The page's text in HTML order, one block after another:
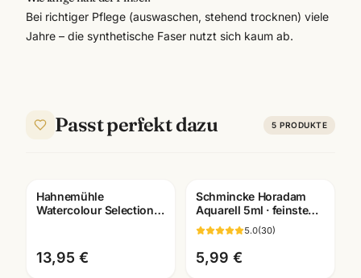
Bei richtiger Pflege (auswaschen, stehend trocknen) viele
Jahre – die synthetische Faser nutzt sich kaum ab.
Passt perfekt dazu 5 PRODUKTE
Hahnemühle
Watercolour Selection
Mannheim
13,95 €
Schmincke Horadam
Aquarell 5ml · feinste
Künstlerfarben · alle
Farben Mannheim
5.0(30)
5,99 €